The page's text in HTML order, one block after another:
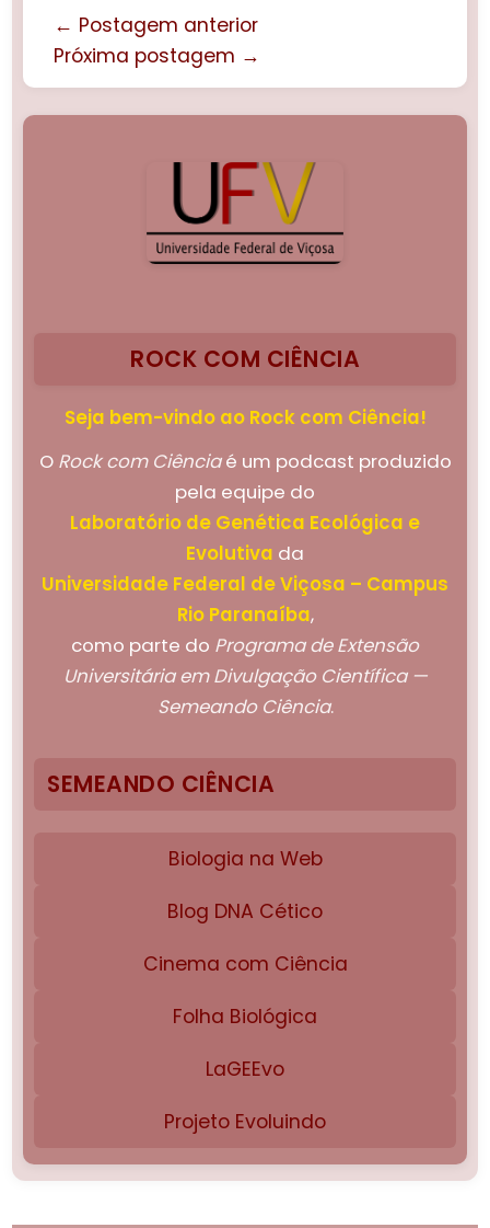
← Postagem anterior
Próxima postagem →
ROCK COM CIÊNCIA
Seja bem-vindo ao Rock com Ciência!
O Rock com Ciênciaé um podcast produzido
pela equipe do
Laboratório de Genética Ecológica e
Evolutiva da
Universidade Federal de Viçosa – Campus
Rio Paranaíba,
como parte do Programa de Extensão
Universitária em Divulgação Científica —
Semeando Ciência.
SEMEANDO CIÊNCIA
Biologia na Web
Blog DNA Cético
Cinema com Ciência
Folha Biológica
LaGEEvo
Projeto Evoluindo